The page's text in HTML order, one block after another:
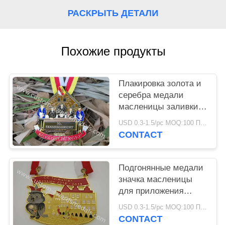
РАСКРЫТЬ ДЕТАЛИ
Похожие продукты
Плакировка золота и
серебра медали
масленицы заливки
формы печатания
Силккрен
USD 0.3-1.5/pc MOQ:100 ПК в конструкцию
CONTACT
Подгонянные медали
значка масленицы
для приложения
ленты дизайна
фестиваля пива 2Д
USD 0.3-1.5/pc MOQ:100 ПК в конструкцию
CONTACT